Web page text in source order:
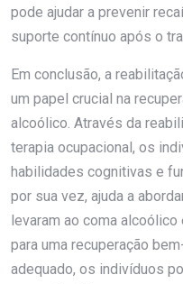
pode ajudar a prevenir
suporte contínuo após o
Em conclusão, a
um papel crucial na
alcoólico. Através da
terapia ocupacional, os
habilidades cognitivas e
por sua vez, ajuda a
levaram ao coma
para uma recuperação
adequado, os indivíduos